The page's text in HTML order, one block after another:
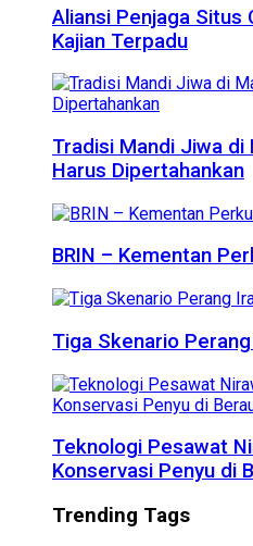
Aliansi Penjaga Situs
Kajian Terpadu
Tradisi Mandi Jiwa di
Harus Dipertahankan
BRIN – Kementan
Tiga Skenario
Teknologi Pesawat
Konservasi Penyu di
Trending Tags